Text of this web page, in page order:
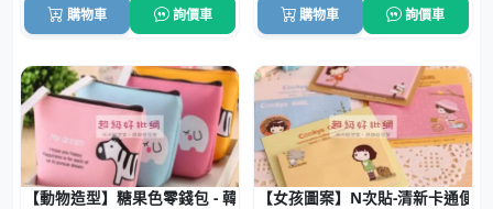
購物車 詢價車 購物車 詢價車
【動物造型】糖果色零錢包 - 韓風便攜收納包【女孩圖案】N次貼-清新卡通便